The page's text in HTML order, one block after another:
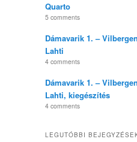
Quarto
5 comments
Dámavarik 1. –
Lahti
4 comments
Dámavarik 1. –
Lahti, kiegészítés
4 comments
LEGUTÓBBI